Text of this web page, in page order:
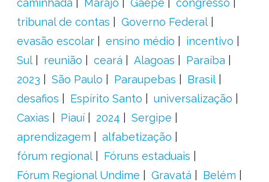
caminhada Marajó Gaepe
congresso
tribunal de contas
Governo Federal
evasão escolar
ensino médio
incentivo
Sul
reunião ceará Alagoas
Paraíba
2023
São Paulo Paraupebas
Brasil
desafios
Espírito Santo
universalização
Caxias
Piauí 2024
Sergipe
aprendizagem
alfabetização
fórum regional
Fóruns estaduais
Fórum Regional Undime
Gravatá
Belém